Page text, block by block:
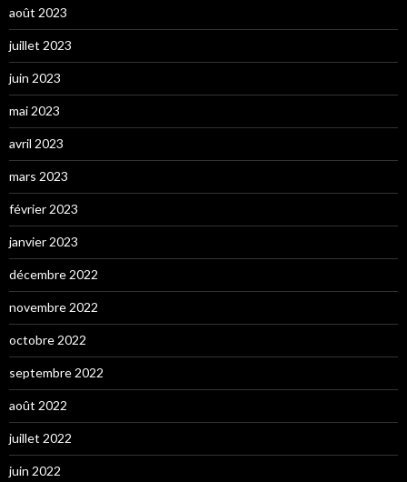
août 2023
juillet 2023
juin 2023
mai 2023
avril 2023
mars 2023
février 2023
janvier 2023
décembre 2022
novembre 2022
octobre 2022
septembre 2022
août 2022
juillet 2022
juin 2022